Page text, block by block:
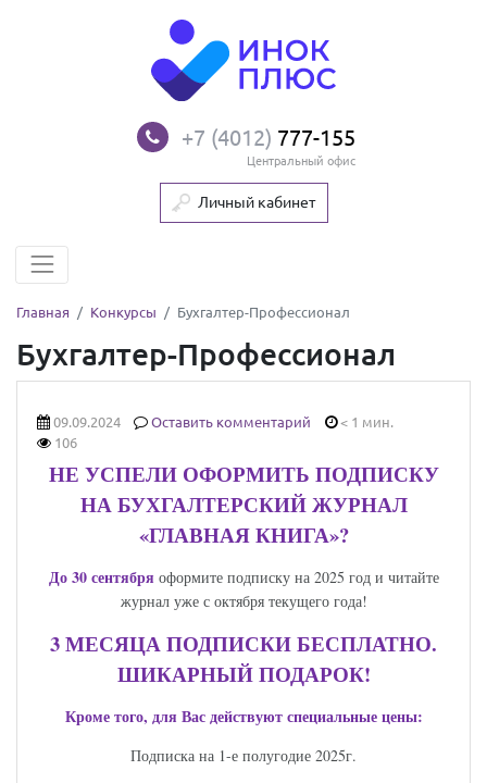
+7 (4012) 777-155
Центральный офис
Личный кабинет
Главная Конкурсы Бухгалтер-Профессионал
Бухгалтер-Профессионал
09.09.2024 Оставить комментарий
< 1 мин.
106
НЕ УСПЕЛИ ОФОРМИТЬ ПОДПИСКУ
НА БУХГАЛТЕРСКИЙ ЖУРНАЛ
«ГЛАВНАЯ КНИГА»?
До 30 сентября оформите подписку на 2025 год и читайте
журнал уже с октября текущего года!
3 МЕСЯЦА ПОДПИСКИ БЕСПЛАТНО.
ШИКАРНЫЙ ПОДАРОК!
Кроме того, для Вас действуют специальные цены:
Подписка на 1-е полугодие 2025г.